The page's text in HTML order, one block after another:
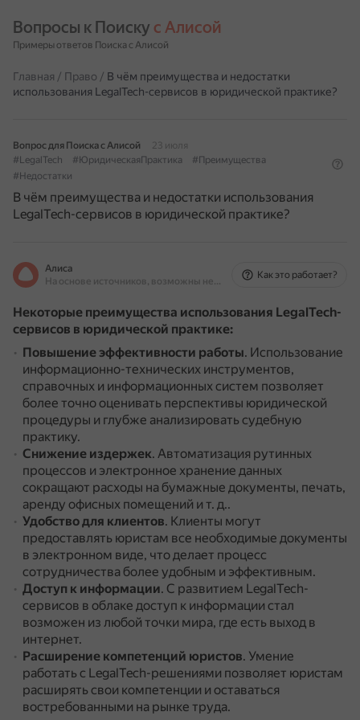
Вопросы к Поиску с Алисой
Примеры ответов Поиска с Алисой
Главная / Право / В чём преимущества и недостатки
использования LegalTech-сервисов в юридической практике?
Вопрос для Поиска с Алисой
23 июля
#LegalTech
#ЮридическаяПрактика
#Преимущества
#Недостатки
В чём преимущества и недостатки использования
LegalTech-сервисов в юридической практике?
Алиса
На основе источников, возможны неточности
Как это работает?
Некоторые преимущества использования LegalTech-
сервисов в юридической практике:
Повышение эффективности работы. Использование
информационно-технических инструментов,
справочных и информационных систем позволяет
более точно оценивать перспективы юридической
процедуры и глубже анализировать судебную
практику.
Снижение издержек. Автоматизация рутинных
процессов и электронное хранение данных
сокращают расходы на бумажные документы, печать,
аренду офисных помещений и т. д..
Удобство для клиентов. Клиенты могут
предоставлять юристам все необходимые документы
в электронном виде, что делает процесс
сотрудничества более удобным и эффективным.
Доступ к информации. С развитием LegalTech-
сервисов в облаке доступ к информации стал
возможен из любой точки мира, где есть выход в
интернет.
Расширение компетенций юристов. Умение
работать с LegalTech-решениями позволяет юристам
расширять свои компетенции и оставаться
востребованными на рынке труда.